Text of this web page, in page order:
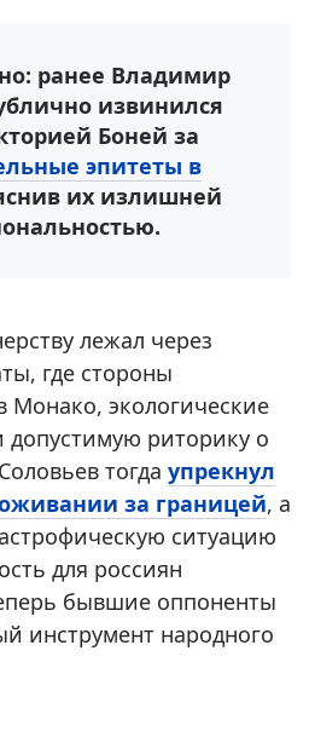
ранее Владимир
извинился
Боней за
эпитеты в
их излишней
лежал через
где стороны
Монако, экологические
допустимую риторику о
тогда упрекнул
за границей, а
ситуацию
для россиян
бывшие оппоненты
инструмент народного